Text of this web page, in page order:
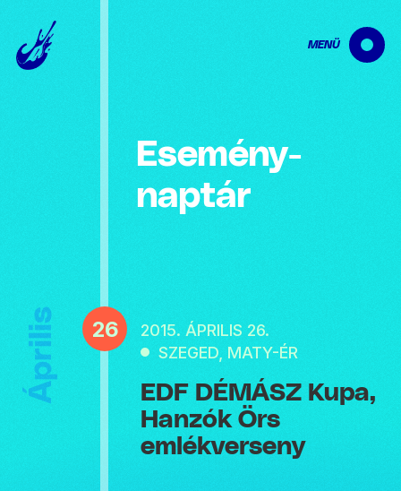
MENÜ
Esemény­
naptár
Április 26
2015. ÁPRILIS 26.
SZEGED, MATY-ÉR
EDF DÉMÁSZ Kupa,
Hanzók Örs
emlékverseny